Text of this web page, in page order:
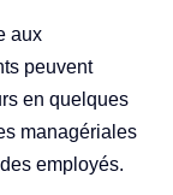
aux
peuvent
en quelques
managériales
employés.